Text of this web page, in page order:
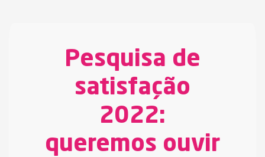
Pesquisa de
satisfação
2022:
queremos ouvir